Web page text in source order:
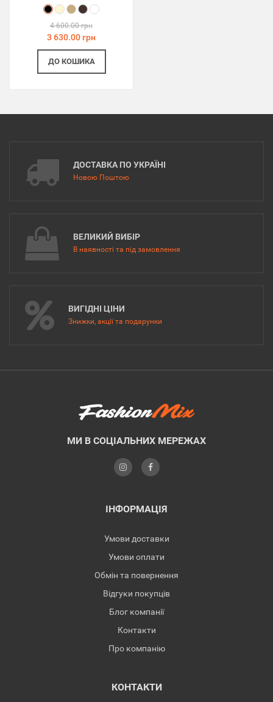
4 600.00 грн
3 630.00 грн
ДО КОШИКА
ДОСТАВКА ПО УКРАЇНІ
Новою Поштою
ВЕЛИКИЙ ВИБІР
В наявності та під замовлення
ВИГІДНІ ЦІНИ
Знижки, акції та подарунки
МИ В СОЦІАЛЬНИХ МЕРЕЖАХ
ІНФОРМАЦІЯ
Умови доставки
Умови оплати
Обмін та повернення
Відгуки покупців
Блог компанії
Контакти
Про компанію
КОНТАКТИ